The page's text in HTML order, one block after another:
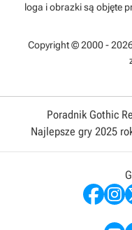
loga i obrazki są objęte
Copyright © 2000 -
Poradnik Gothic
Najlepsze gry 2025